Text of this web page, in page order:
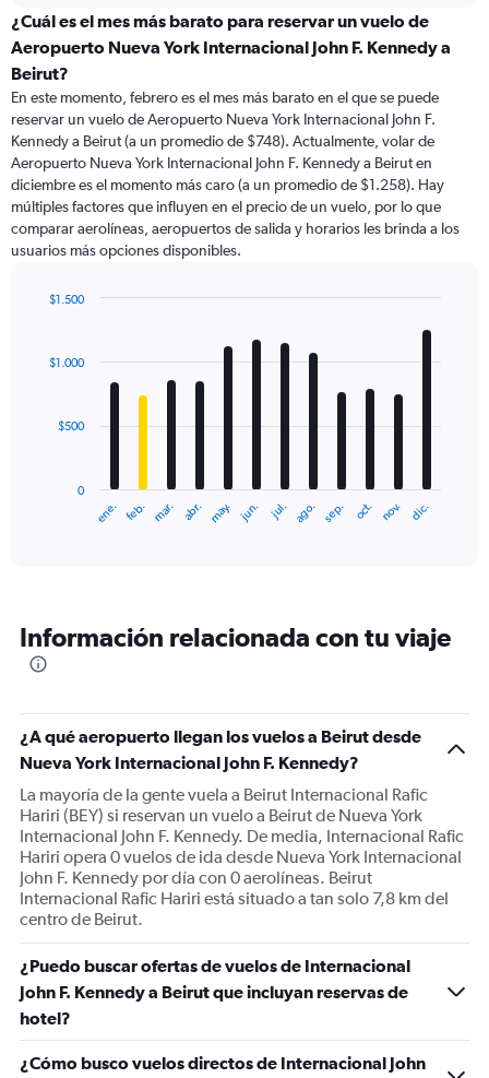
categories.
Range:
91
categories.
The
chart
has
1
Y
axis
displaying
values.
to
¿Cuál es el mes más barato para reservar un vuelo de
Aeropuerto Nueva York Internacional John F. Kennedy a
Beirut?
En este momento, febrero es el mes más barato en el que se puede
reservar un vuelo de Aeropuerto Nueva York Internacional John F.
Kennedy a Beirut (a un promedio de $748). Actualmente, volar de
Aeropuerto Nueva York Internacional John F. Kennedy a Beirut en
diciembre es el momento más caro (a un promedio de $1.258). Hay
múltiples factores que influyen en el precio de un vuelo, por lo que
comparar aerolíneas, aeropuertos de salida y horarios les brinda a los
usuarios más opciones disponibles.
with
12
The
categories.
The
Y
axis
displaying
values.
Range:
0
to
1500.
ene. feb. mar. abr. may. jun. jul. ago. sep. oct. nov. dic.
0
$500
$1.000
$1.500
Información relacionada con tu viaje
¿A qué aeropuerto llegan los vuelos a Beirut desde
Nueva York Internacional John F. Kennedy?
La mayoría de la gente vuela a Beirut Internacional Rafic
Hariri (BEY) si reservan un vuelo a Beirut de Nueva York
Internacional John F. Kennedy. De media, Internacional Rafic
Hariri opera 0 vuelos de ida desde Nueva York Internacional
John F. Kennedy por día con 0 aerolíneas. Beirut
Internacional Rafic Hariri está situado a tan solo 7,8 km del
centro de Beirut.
¿Puedo buscar ofertas de vuelos de Internacional
John F. Kennedy a Beirut que incluyan reservas de
hotel?
¿Cómo busco vuelos directos de Internacional John